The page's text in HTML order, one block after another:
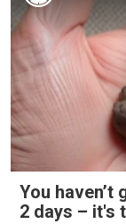
You
2 days – it's